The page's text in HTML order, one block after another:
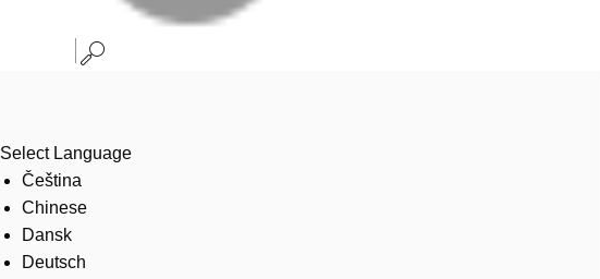
Select Language
Čeština
Chinese
Dansk
Deutsch